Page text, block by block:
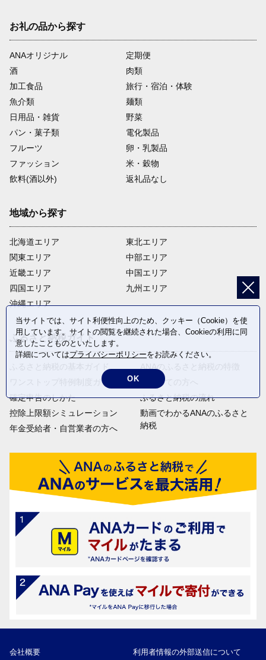
お礼の品から探す
ANAオリジナル
定期便
酒
肉類
加工食品
旅行・宿泊・体験
魚介類
麺類
日用品・雑貨
野菜
パン・菓子類
電化製品
フルーツ
卵・乳製品
ファッション
米・穀物
飲料(酒以外)
返礼品なし
地域から探す
北海道エリア
関東エリア
近畿エリア
四国エリア
沖縄エリア
東北エリア
中部エリア
中国エリア
九州エリア
ふるさと納税ガイド
ふるさと納税の基本ガイド
ワンストップ特例制度ガイド
確定申告のしかた
控除上限額シミュレーション
年金受給者・自営業者の方へ
ANAのふるさと納税の特徴
はじめての方へ
ふるさと納税の流れ
動画でわかるANAのふるさと
納税
会社概要 利用者情報の外部送信について
当サイトでは、サイト利便性向上のため、クッキー（Cookie）を使
用しています。サイトの閲覧を継続された場合、Cookieの利用に同
意したことものといたします。
詳細についてはプライバシーポリシーをお読みください。
OK